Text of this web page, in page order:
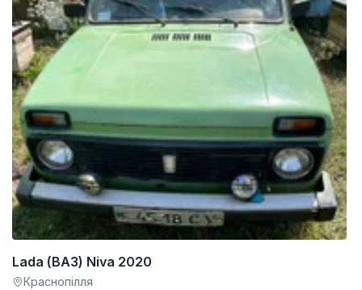
Lada (ВАЗ) Niva 2020
Краснопілля